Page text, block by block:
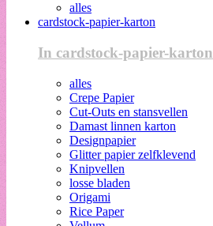
alles
cardstock-papier-karton
In cardstock-papier-karton
alles
Crepe Papier
Cut-Outs en stansvellen
Damast linnen karton
Designpapier
Glitter papier zelfklevend
Knipvellen
losse bladen
Origami
Rice Paper